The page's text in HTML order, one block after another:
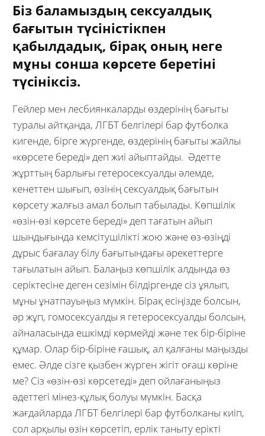
Біз баламыздың сексуалдық
бағытын түсіністікпен
қабылдадық, бірақ оның неге
мұны сонша көрсете беретіні
түсініксіз.
Гейлер мен лесбиянкаларды өздерінің бағыты
туралы айтқанда, ЛГБТ белгілері бар футболка
кигенде, бірге жүргенде, өздерінің бағыты жайлы
«көрсете береді» деп жиі айыптайды. Әдетте
жұрттың барлығы гетеросексуалды әлемде,
кенеттен шығып, өзінің сексуалдық бағытын
көрсету жалғыз амал болып табылады. Көпшілік
«өзін-өзі көрсете береді» деп тағатын айып
шындығында кемсітушілікті жою және өз-өзіңді
дұрыс бағалау білу бағытындағы әрекеттерге
тағылатын айып. Балаңыз көпшілік алдында өз
серіктесіне деген сезімін білдіргенде сіз ұялып,
мұны ұнатпауыңыз мүмкін. Бірақ есіңізде болсын,
әр жұп, гомосексуалды я гетеросексуалды болсын,
айналасында ешкімді көрмейді және тек бір-біріне
құмар. Олар бір-біріне ғашық, ал қалғаны маңызды
емес. Әлде сізге қызбен жүрген жігіт оғаш көріне
ме? Сіз «өзін-өзі көрсетеді» деп ойлағаныңыз
әдеттегі мінез-құлық болуы мүмкін. Басқа
жағдайларда ЛГБТ белгілері бар футболканы киіп,
сол арқылы өзін көрсетіп, ерлік таныту ерікті